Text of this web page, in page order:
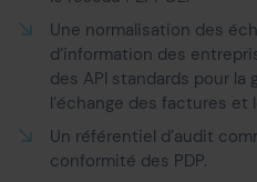
Une normalisation des
d’information des
des API standards pour la
l’échange des factures
Un référentiel d’audit
conformité des PDP.